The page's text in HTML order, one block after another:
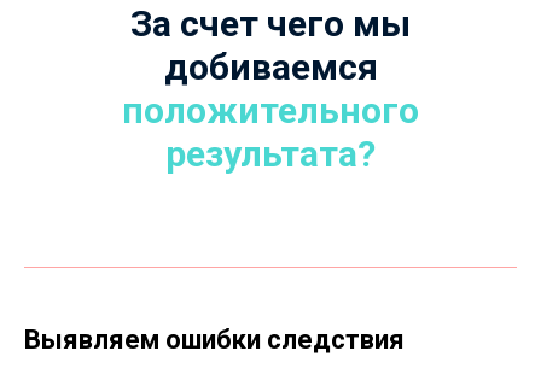
За счет чего мы
добиваемся
положительного
результата?
Выявляем ошибки следствия